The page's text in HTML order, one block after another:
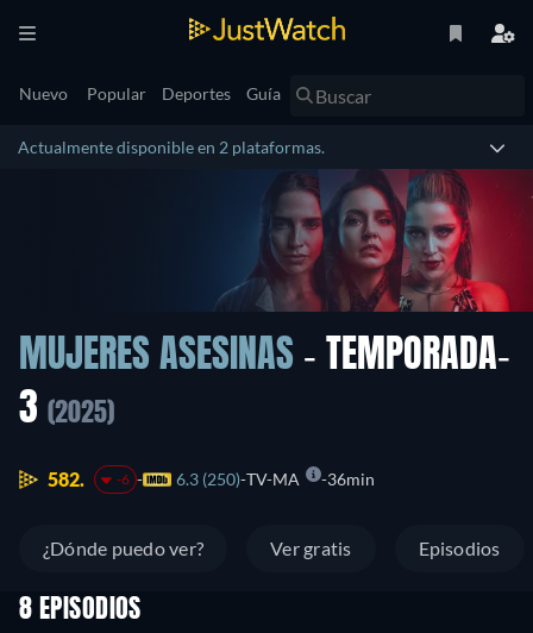
Nuevo Popular Deportes Guía
Actualmente disponible en 2 plataformas.
MUJERES ASESINAS - TEMPORADA-
3 (2025)
582. -6 6.3 (250) TV-MA 36min
¿Dónde puedo ver? Ver gratis Episodios
8 EPISODIOS